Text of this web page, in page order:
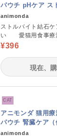
パウチ pHケア ス
animonda
ストルバイト結石
い 愛猫用食事療
¥396
現在、
CAT
アニモンダ 猫用
パウチ 腎臓ケア（
animonda